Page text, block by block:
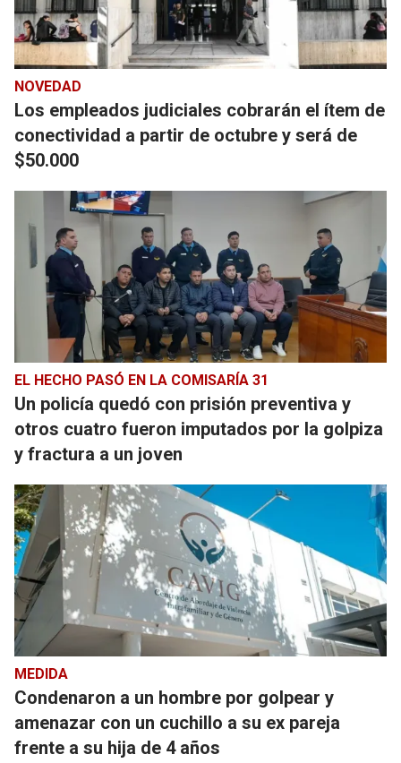
NOVEDAD
Los empleados judiciales cobrarán el ítem de
conectividad a partir de octubre y será de
$50.000
EL HECHO PASÓ EN LA COMISARÍA 31
Un policía quedó con prisión preventiva y
otros cuatro fueron imputados por la golpiza
y fractura a un joven
MEDIDA
Condenaron a un hombre por golpear y
amenazar con un cuchillo a su ex pareja
frente a su hija de 4 años